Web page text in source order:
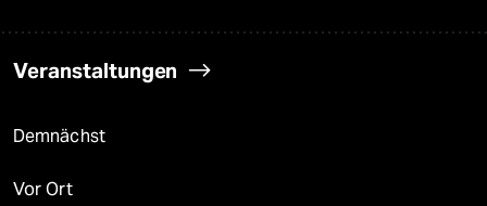
Veranstaltungen
Demnächst
Vor Ort